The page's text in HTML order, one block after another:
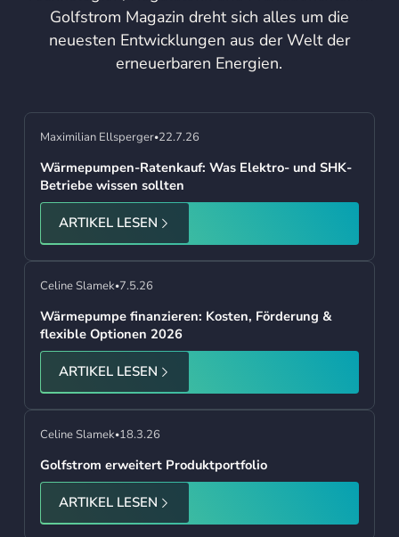
Golfstrom Magazin dreht sich alles um die
neuesten Entwicklungen aus der Welt der
erneuerbaren Energien.
Maximilian Ellsperger•22.7.26
Wärmepumpen-Ratenkauf: Was Elektro- und SHK-
Betriebe wissen sollten
ARTIKEL LESEN
Celine Slamek•7.5.26
Wärmepumpe finanzieren: Kosten, Förderung &
flexible Optionen 2026
ARTIKEL LESEN
Celine Slamek•18.3.26
Golfstrom erweitert Produktportfolio
ARTIKEL LESEN